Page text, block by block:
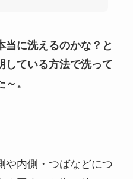
当に洗えるのかな？と
している方法で洗って
。
や内側・つばなどにつ